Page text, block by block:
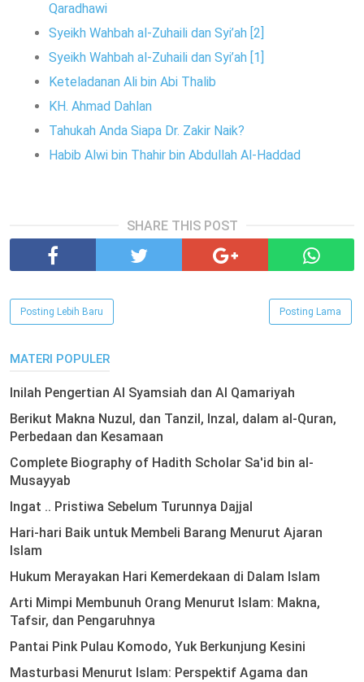
Qaradhawi
Syeikh Wahbah al-Zuhaili dan Syi’ah [2]
Syeikh Wahbah al-Zuhaili dan Syi’ah [1]
Keteladanan Ali bin Abi Thalib
KH. Ahmad Dahlan
Tahukah Anda Siapa Dr. Zakir Naik?
Habib Alwi bin Thahir bin Abdullah Al-Haddad
SHARE THIS POST
Posting Lebih Baru Posting Lama
MATERI POPULER
Inilah Pengertian Al Syamsiah dan Al Qamariyah
Berikut Makna Nuzul, dan Tanzil, Inzal, dalam al-Quran,
Perbedaan dan Kesamaan
Complete Biography of Hadith Scholar Sa'id bin al-
Musayyab
Ingat .. Pristiwa Sebelum Turunnya Dajjal
Hari-hari Baik untuk Membeli Barang Menurut Ajaran
Islam
Hukum Merayakan Hari Kemerdekaan di Dalam Islam
Arti Mimpi Membunuh Orang Menurut Islam: Makna,
Tafsir, dan Pengaruhnya
Pantai Pink Pulau Komodo, Yuk Berkunjung Kesini
Masturbasi Menurut Islam: Perspektif Agama dan